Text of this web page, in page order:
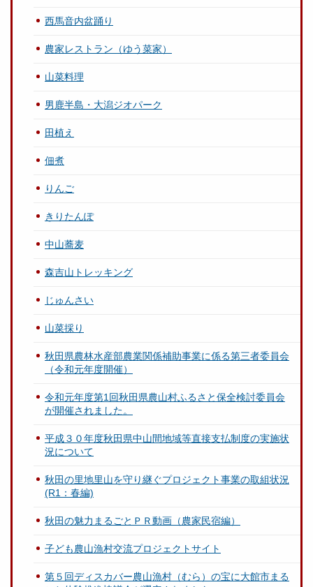
西馬音内盆踊り
農家レストラン（ゆう菜家）
山菜料理
男鹿半島・大潟ジオパーク
田植え
佃煮
りんご
きりたんぽ
中山蕎麦
森吉山トレッキング
じゅんさい
山菜採り
秋田県農林水産部農業関係補助事業に係る第三者委員会
（令和元年度開催）
令和元年度第1回秋田県農山村ふるさと保全検討委員会
が開催されました。
平成３０年度秋田県中山間地域等直接支払制度の実施状
況について
秋田の里地里山を守り継ぐプロジェクト事業の取組状況
(R1：春編)
秋田の魅力まるごとＰＲ動画（農家民宿編）
子ども農山漁村交流プロジェクトサイト
第５回ディスカバー農山漁村（むら）の宝に大館市まる